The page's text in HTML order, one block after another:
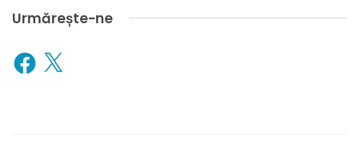
Urmărește-ne
Facebook
X